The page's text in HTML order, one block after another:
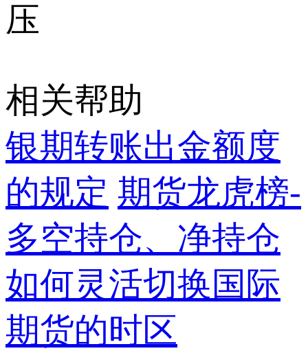
压
相关帮助
银期转账出金额度
的规定 期货龙虎榜-
多空持仓、净持仓
如何灵活切换国际
期货的时区